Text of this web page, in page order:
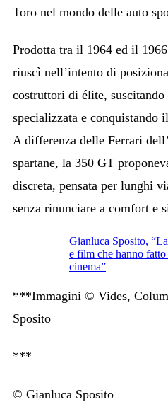
Toro nel mondo delle auto
Prodotta tra il 1964 ed il
riuscì nell’intento di
costruttori di élite, suscitando
specializzata e conquistando
A differenza delle Ferrari
spartane, la 350 GT
discreta, pensata per lunghi
senza rinunciare a comfort e
Gianluca Sposito,
e film che hanno fatto
cinema”
***Immagini © Vides,
Sposito
***
© Gianluca Sposito